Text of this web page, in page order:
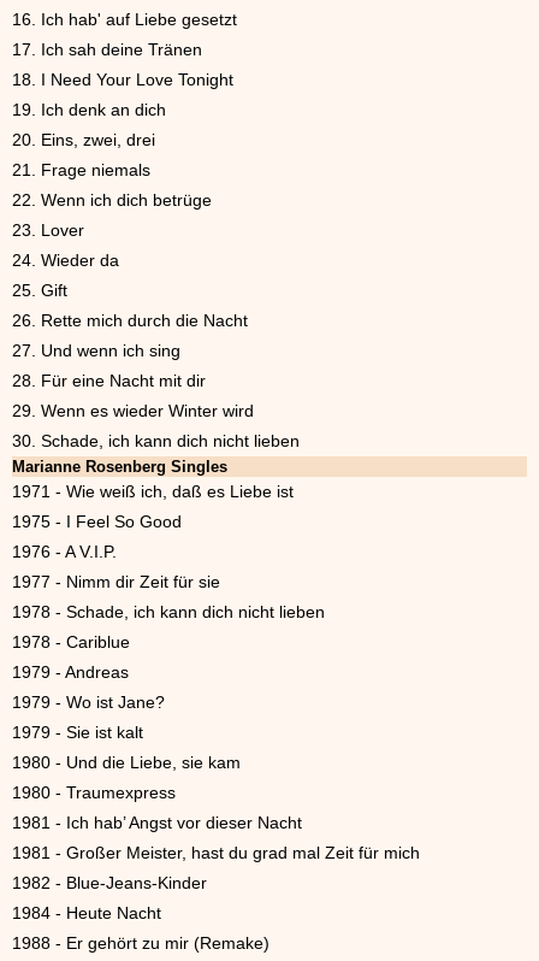
16. Ich hab' auf Liebe gesetzt
17. Ich sah deine Tränen
18. I Need Your Love Tonight
19. Ich denk an dich
20. Eins, zwei, drei
21. Frage niemals
22. Wenn ich dich betrüge
23. Lover
24. Wieder da
25. Gift
26. Rette mich durch die Nacht
27. Und wenn ich sing
28. Für eine Nacht mit dir
29. Wenn es wieder Winter wird
30. Schade, ich kann dich nicht lieben
Marianne Rosenberg Singles
1971 - Wie weiß ich, daß es Liebe ist
1975 - I Feel So Good
1976 - A V.I.P.
1977 - Nimm dir Zeit für sie
1978 - Schade, ich kann dich nicht lieben
1978 - Cariblue
1979 - Andreas
1979 - Wo ist Jane?
1979 - Sie ist kalt
1980 - Und die Liebe, sie kam
1980 - Traumexpress
1981 - Ich hab’ Angst vor dieser Nacht
1981 - Großer Meister, hast du grad mal Zeit für mich
1982 - Blue-Jeans-Kinder
1984 - Heute Nacht
1988 - Er gehört zu mir (Remake)